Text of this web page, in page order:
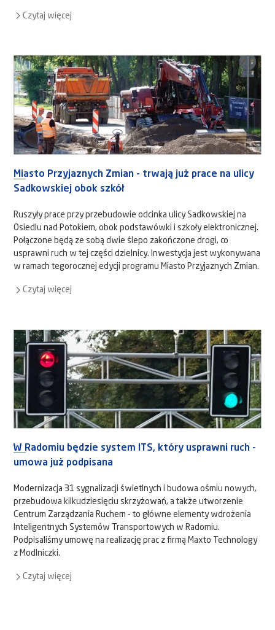
Czytaj więcej
Miasto Przyjaznych Zmian - trwają już prace na ulicy
Sadkowskiej obok szkół
Ruszyły prace przy przebudowie odcinka ulicy Sadkowskiej na
Osiedlu nad Potokiem, obok podstawówki i szkoły elektronicznej.
Połączone będą ze sobą dwie ślepo zakończone drogi, co
usprawni ruch w tej części dzielnicy. Inwestycja jest wykonywana
w ramach tegorocznej edycji programu Miasto Przyjaznych Zmian.
Czytaj więcej
W Radomiu będzie system ITS, który usprawni ruch -
umowa już podpisana
Modernizacja 31 sygnalizacji świetlnych i budowa ośmiu nowych,
przebudowa kilkudziesięciu skrzyżowań, a także utworzenie
Centrum Zarządzania Ruchem - to główne elementy wdrożenia
Inteligentnych Systemów Transportowych w Radomiu.
Podpisaliśmy umowę na realizację prac z firmą Maxto Technology
z Modlniczki.
Czytaj więcej